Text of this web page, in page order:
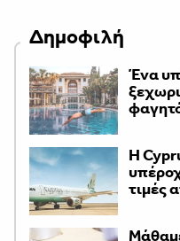
Δημοφιλή
Ένα
H
τιμές